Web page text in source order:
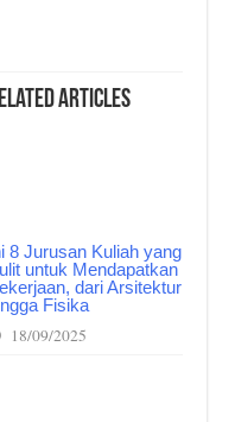
Articles
8 Jurusan Kuliah yang
untuk Mendapatkan
dari Arsitektur
Fisika
18/09/2025